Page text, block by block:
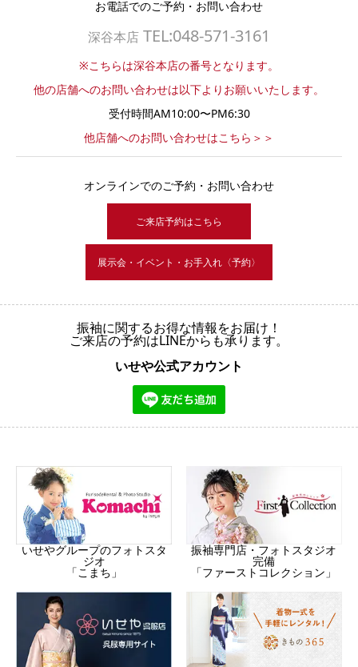
お電話でのご予約・お問い合わせ
深谷本店 TEL:048-571-3161
※こちらは深谷本店の番号となります。
他の店舗へのお問い合わせは以下よりお願いいたします。
受付時間AM10:00〜PM6:30
他店舗へのお問い合わせはこちら＞＞
オンラインでのご予約・お問い合わせ
ご来店予約はこちら
展示会・イベント・お手入れ〈予約〉
振袖に関するお得な情報をお届け！
ご来店の予約はLINEからも承ります。
いせや公式アカウント
いせやグループのフォトスタ
ジオ
「こまち」
振袖専門店・フォトスタジオ
完備
「ファーストコレクション」